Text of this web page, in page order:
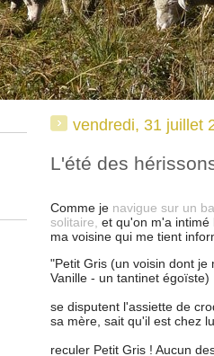
vendredi, 31 juillet
L'été des
Comme je navigue sur un
solitaire, et qu'on m'a intimé
ma voisine qui me tient
"Petit Gris (un voisin dont
Vanille - un tantinet égoïste)
se disputent l'assiette de
sa mère, sait qu'il est chez
reculer Petit Gris ! Aucun